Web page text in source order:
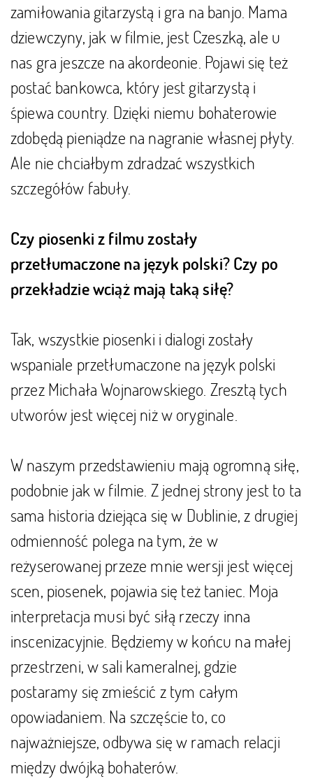
zamiłowania gitarzystą i gra na banjo. Mama
dziewczyny, jak w filmie, jest Czeszką, ale u
nas gra jeszcze na akordeonie. Pojawi się też
postać bankowca, który jest gitarzystą i
śpiewa country. Dzięki niemu bohaterowie
zdobędą pieniądze na nagranie własnej płyty.
Ale nie chciałbym zdradzać wszystkich
szczegółów fabuły.
Czy piosenki z filmu zostały
przetłumaczone na język polski? Czy po
przekładzie wciąż mają taką siłę?
Tak, wszystkie piosenki i dialogi zostały
wspaniale przetłumaczone na język polski
przez Michała Wojnarowskiego. Zresztą tych
utworów jest więcej niż w oryginale.
W naszym przedstawieniu mają ogromną siłę,
podobnie jak w filmie. Z jednej strony jest to ta
sama historia dziejąca się w Dublinie, z drugiej
odmienność polega na tym, że w
reżyserowanej przeze mnie wersji jest więcej
scen, piosenek, pojawia się też taniec. Moja
interpretacja musi być siłą rzeczy inna
inscenizacyjnie. Będziemy w końcu na małej
przestrzeni, w sali kameralnej, gdzie
postaramy się zmieścić z tym całym
opowiadaniem. Na szczęście to, co
najważniejsze, odbywa się w ramach relacji
między dwójką bohaterów.